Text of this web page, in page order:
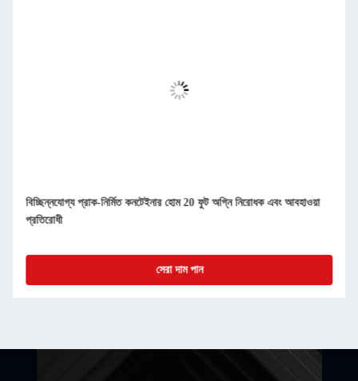
বিচ্ছিন্নযোগ্য প্রাক-নির্মিত কনটেইনার হোম 20 ফুট অগ্নি নিরোধক এবং আবহাওয়া
প্রতিরোধী
সেরা দাম পান